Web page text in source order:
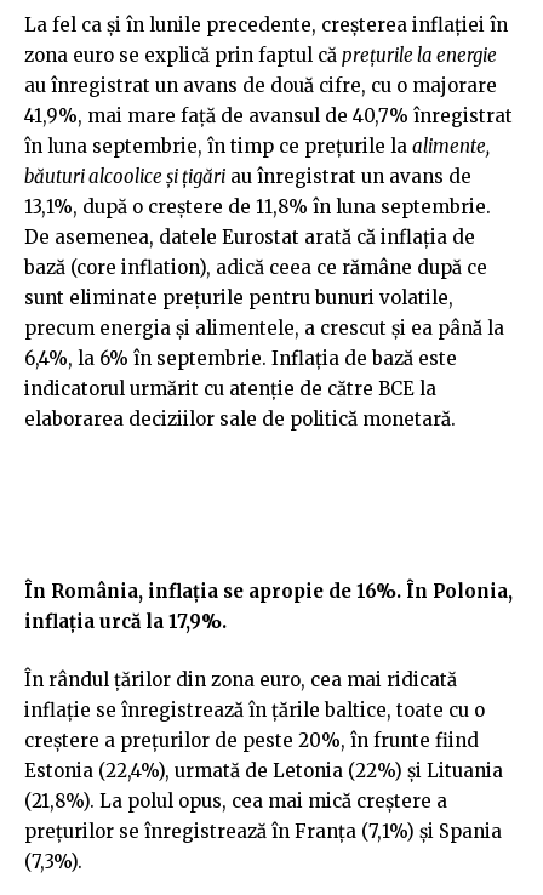
La fel ca şi în lunile precedente, creşterea inflaţiei în
zona euro se explică prin faptul că preţurile la energie
au înregistrat un avans de două cifre, cu o majorare
41,9%, mai mare faţă de avansul de 40,7% înregistrat
în luna septembrie, în timp ce preţurile la alimente,
băuturi alcoolice şi ţigări au înregistrat un avans de
13,1%, după o creştere de 11,8% în luna septembrie.
De asemenea, datele Eurostat arată că inflaţia de
bază (core inflation), adică ceea ce rămâne după ce
sunt eliminate preţurile pentru bunuri volatile,
precum energia şi alimentele, a crescut şi ea până la
6,4%, la 6% în septembrie. Inflaţia de bază este
indicatorul urmărit cu atenţie de către BCE la
elaborarea deciziilor sale de politică monetară.
În România, inflația se apropie de 16%. În Polonia,
inflația urcă la 17,9%.
În rândul ţărilor din zona euro, cea mai ridicată
inflaţie se înregistrează în ţările baltice, toate cu o
creştere a preţurilor de peste 20%, în frunte fiind
Estonia (22,4%), urmată de Letonia (22%) şi Lituania
(21,8%). La polul opus, cea mai mică creştere a
preţurilor se înregistrează în Franţa (7,1%) şi Spania
(7,3%).